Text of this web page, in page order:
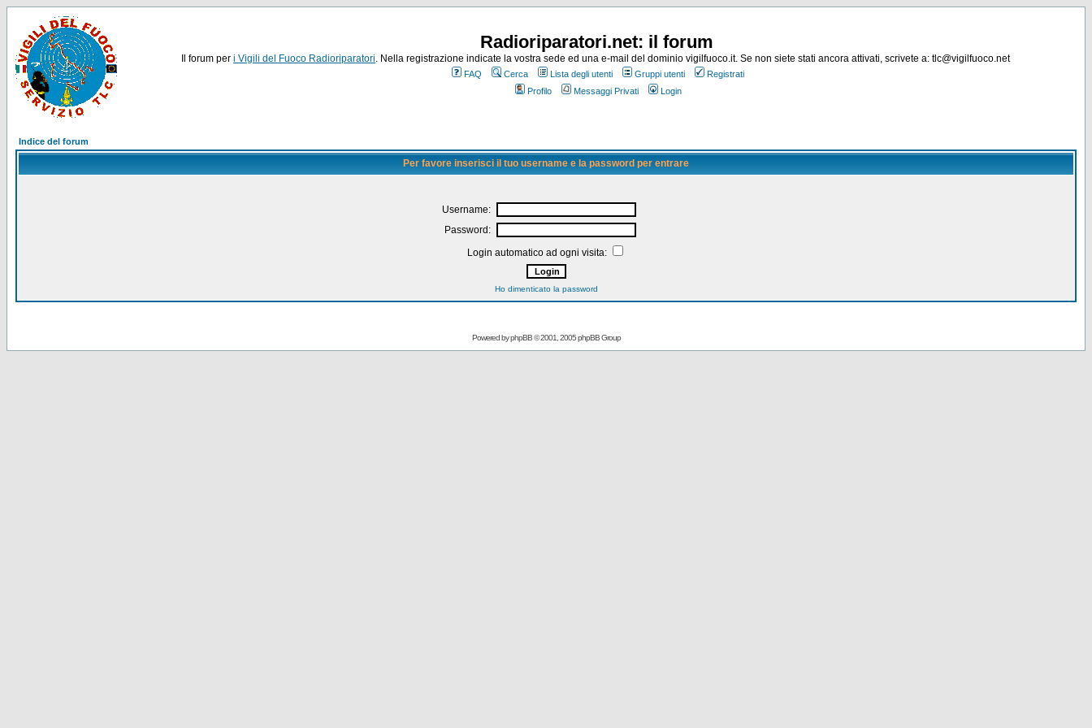
Radioriparatori.net: il forum
Il forum per i Vigili del Fuoco Radioriparatori. Nella registrazione indicate la vostra sede ed una e-mail del dominio vigilfuoco.it. Se non siete stati ancora attivati, scrivete a: tlc@vigilfuoco.net
FAQ Cerca Lista degli utenti Gruppi utenti
Registrati
Profilo
Messaggi Privati Login
Indice del forum
Per favore inserisci il tuo username e la password per entrare
Username:
Password:
Login automatico ad ogni visita:
Ho dimenticato la password
Powered byphpBB© 2001, 2005 phpBB Group